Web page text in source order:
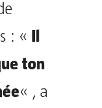
: « Il
ton
« , a